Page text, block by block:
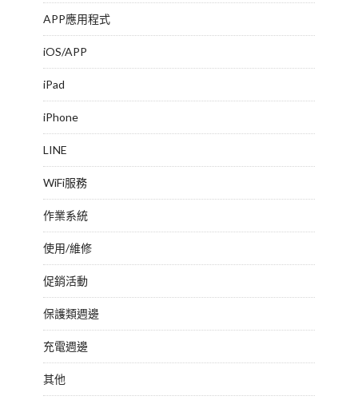
APP應用程式
iOS/APP
iPad
iPhone
LINE
WiFi服務
作業系統
使用/維修
促銷活動
保護類週邊
充電週邊
其他